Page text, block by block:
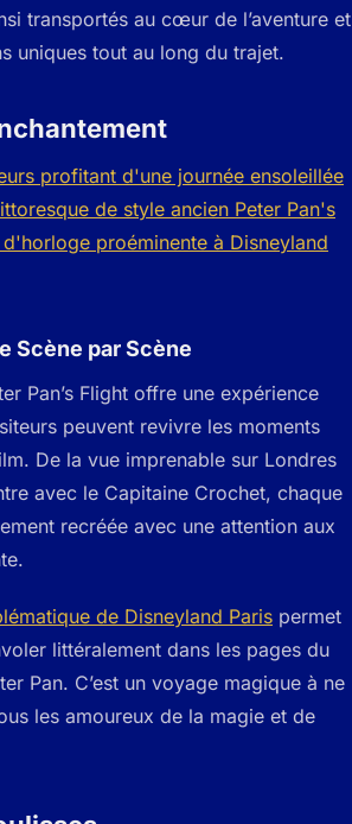
transportés au cœur de l’aventure et
uniques tout au long du trajet.
Scène par Scène
Pan’s Flight offre une expérience
peuvent revivre les moments
De la vue imprenable sur Londres
avec le Capitaine Crochet, chaque
recréée avec une attention aux
de Disneyland Paris permet
littéralement dans les pages du
Pan. C’est un voyage magique à ne
les amoureux de la magie et de